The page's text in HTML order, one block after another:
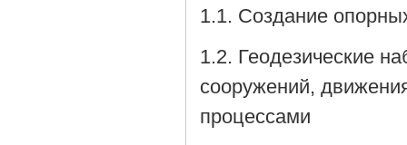
1.1. Создание
1.2. Геодезические
сооружений,
процессами